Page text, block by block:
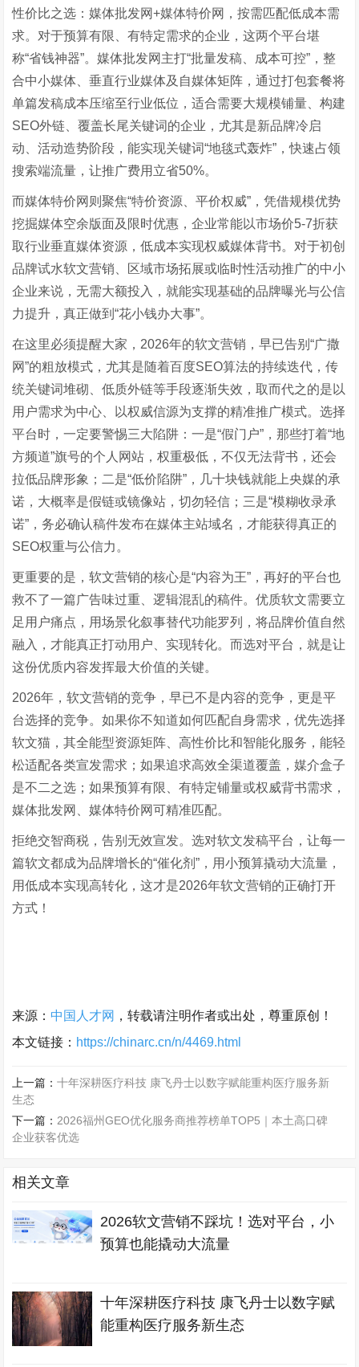
性价比之选：媒体批发网+媒体特价网，按需匹配低成本需
求。对于预算有限、有特定需求的企业，这两个平台堪
称“省钱神器”。媒体批发网主打“批量发稿、成本可控”，整
合中小媒体、垂直行业媒体及自媒体矩阵，通过打包套餐将
单篇发稿成本压缩至行业低位，适合需要大规模铺量、构建
SEO外链、覆盖长尾关键词的企业，尤其是新品牌冷启
动、活动造势阶段，能实现关键词“地毯式轰炸”，快速占领
搜索端流量，让推广费用立省50%。
而媒体特价网则聚焦“特价资源、平价权威”，凭借规模优势
挖掘媒体空余版面及限时优惠，企业常能以市场价5-7折获
取行业垂直媒体资源，低成本实现权威媒体背书。对于初创
品牌试水软文营销、区域市场拓展或临时性活动推广的中小
企业来说，无需大额投入，就能实现基础的品牌曝光与公信
力提升，真正做到“花小钱办大事”。
在这里必须提醒大家，2026年的软文营销，早已告别“广撒
网”的粗放模式，尤其是随着百度SEO算法的持续迭代，传
统关键词堆砌、低质外链等手段逐渐失效，取而代之的是以
用户需求为中心、以权威信源为支撑的精准推广模式。选择
平台时，一定要警惕三大陷阱：一是“假门户”，那些打着“地
方频道”旗号的个人网站，权重极低，不仅无法背书，还会
拉低品牌形象；二是“低价陷阱”，几十块钱就能上央媒的承
诺，大概率是假链或镜像站，切勿轻信；三是“模糊收录承
诺”，务必确认稿件发布在媒体主站域名，才能获得真正的
SEO权重与公信力。
更重要的是，软文营销的核心是“内容为王”，再好的平台也
救不了一篇广告味过重、逻辑混乱的稿件。优质软文需要立
足用户痛点，用场景化叙事替代功能罗列，将品牌价值自然
融入，才能真正打动用户、实现转化。而选对平台，就是让
这份优质内容发挥最大价值的关键。
2026年，软文营销的竞争，早已不是内容的竞争，更是平
台选择的竞争。如果你不知道如何匹配自身需求，优先选择
软文猫，其全能型资源矩阵、高性价比和智能化服务，能轻
松适配各类宣发需求；如果追求高效全渠道覆盖，媒介盒子
是不二之选；如果预算有限、有特定铺量或权威背书需求，
媒体批发网、媒体特价网可精准匹配。
拒绝交智商税，告别无效宣发。选对软文发稿平台，让每一
篇软文都成为品牌增长的“催化剂”，用小预算撬动大流量，
用低成本实现高转化，这才是2026年软文营销的正确打开
方式！
来源： 中国人才网 ，转载请注明作者或出处，尊重原创！
本文链接： https://chinarc.cn/n/4469.html
上一篇：十年深耕医疗科技 康飞丹士以数字赋能重构医疗服务新
生态
下一篇： 2026福州GEO优化服务商推荐榜单TOP5｜本土高口碑
企业获客优选
相关文章
2026软文营销不踩坑！选对平台，小
预算也能撬动大流量
十年深耕医疗科技 康飞丹士以数字赋
能重构医疗服务新生态